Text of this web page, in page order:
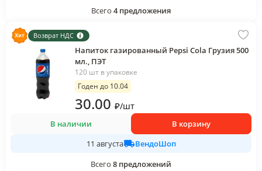
Всего 4 предложения
Возврат НДС
Напиток газированный Pepsi Cola Грузия 500
мл., ПЭТ
120 шт в упаковке
Годен до 10.04
30.00 ₽/шт
В наличии
В корзину
11 августа
ВендоШоп
Всего 8 предложений